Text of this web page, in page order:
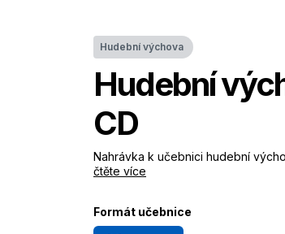
Hudební výchova
Hudební
CD
Nahrávka k učebnici hudební
čtěte více
Formát učebnice